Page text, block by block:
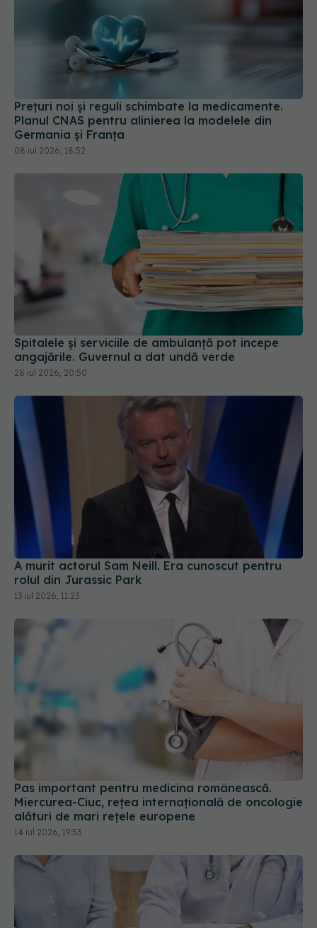
Prețuri noi și reguli schimbate la medicamente.
Planul CNAS pentru alinierea la modelele din
Germania și Franța
Spitalele și serviciile de ambulanță pot începe
angajările. Guvernul a dat undă verde
A murit actorul Sam Neill. Era cunoscut pentru
rolul din Jurassic Park
13 iul 2026, 11:23
Pas important pentru medicina românească.
Miercurea-Ciuc, rețea internațională de oncologie
alături de mari rețele europene